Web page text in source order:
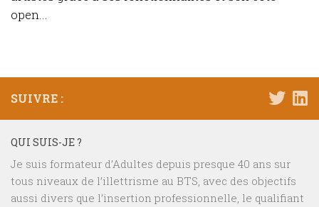
open...
SUIVRE :
QUI SUIS-JE ?
Je suis formateur d’Adultes depuis presque 40 ans sur
tous niveaux de l’illettrisme au BTS, avec des objectifs
aussi divers que l’insertion professionnelle, le qualifiant